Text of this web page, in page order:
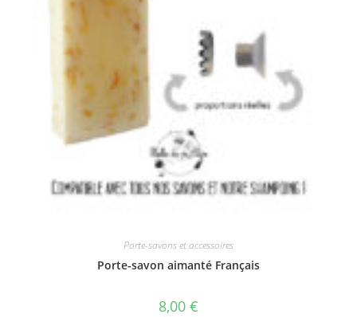
Porte-savons et accessoires
Porte-savon aimanté Français
8,00 €